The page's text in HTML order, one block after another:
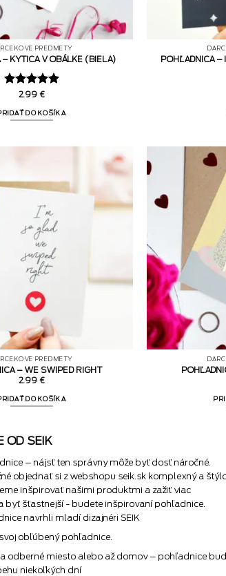
PREDMETY
– KYTICA V OBÁLKE (BIELA)
Hodnotenie
2.99€
DO KOŠÍKA
POHĽADNICA –
PREDMETY
– WE SWIPED RIGHT
2.99€
DO KOŠÍKA
OD SEIK
– nájsť ten správny môže byť dosť náročné.
objednať si z webshopu seik.sk komplexný a
inšpirovať našimi produktmi a zažiť viac
byť šťastnejší - budete inšpirovaní pohľadnice.
navrhli mladí dizajnéri SEIK
obľúbený pohľadnice.
odberné miesto alebo až domov – pohľadnice
niekoľkých dní